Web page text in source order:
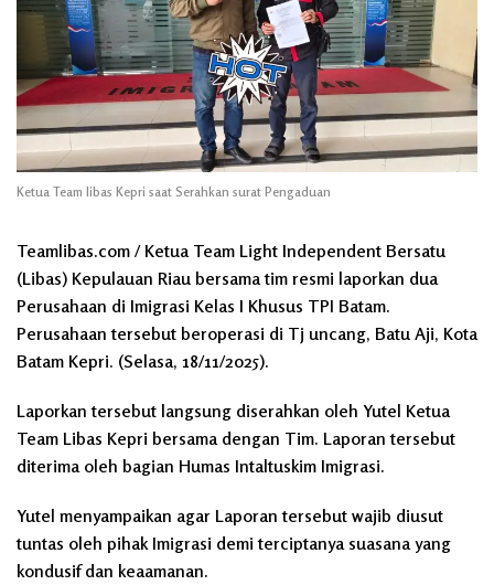
Ketua Team libas Kepri saat Serahkan surat Pengaduan
Teamlibas.com / Ketua Team Light Independent Bersatu
(Libas) Kepulauan Riau bersama tim resmi laporkan dua
Perusahaan di Imigrasi Kelas I Khusus TPI Batam.
Perusahaan tersebut beroperasi di Tj uncang, Batu Aji, Kota
Batam Kepri. (Selasa, 18/11/2025).
Laporkan tersebut langsung diserahkan oleh Yutel Ketua
Team Libas Kepri bersama dengan Tim. Laporan tersebut
diterima oleh bagian Humas Intaltuskim Imigrasi.
Yutel menyampaikan agar Laporan tersebut wajib diusut
tuntas oleh pihak Imigrasi demi terciptanya suasana yang
kondusif dan keaamanan.